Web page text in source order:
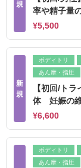
規
率や精子量
¥5,500
新
規
ボディトリ
あん摩・指圧
【初回/ト
体 妊娠の
¥6,600
ボディトリ
あん摩・指圧